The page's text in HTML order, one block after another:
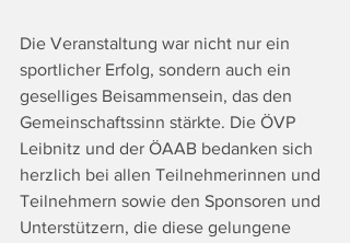
Die Veranstaltung war nicht nur ein
sportlicher Erfolg, sondern auch ein
geselliges Beisammensein, das den
Gemeinschaftssinn stärkte. Die ÖVP
Leibnitz und der ÖAAB bedanken sich
herzlich bei allen Teilnehmerinnen und
Teilnehmern sowie den Sponsoren und
Unterstützern, die diese gelungene